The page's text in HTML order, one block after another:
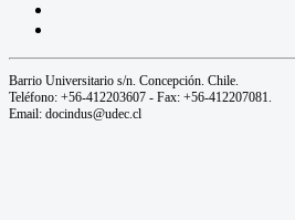
Barrio Universitario s/n. Concepción. Chile.
Teléfono: +56-412203607 - Fax: +56-412207081.
Email: docindus@udec.cl